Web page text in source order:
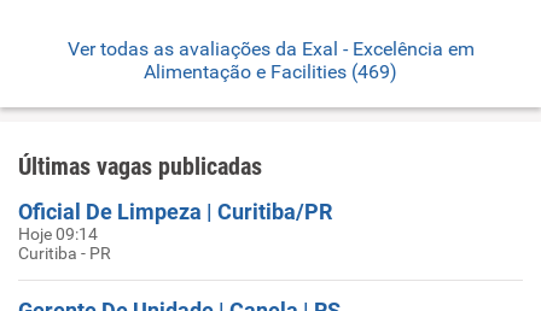
Ver todas as avaliações da Exal - Excelência em
Alimentação e Facilities (469)
Últimas vagas publicadas
Oficial De Limpeza | Curitiba/PR
Hoje 09:14
Curitiba - PR